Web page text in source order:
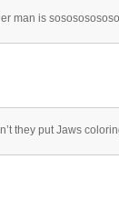
man is
they put Jaws